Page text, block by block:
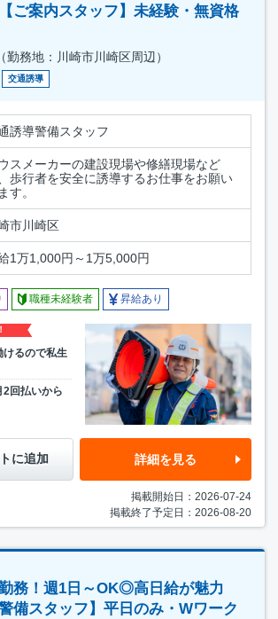
ご案内スタッフ】未経験・無資格
勤務地：川崎市川崎区周辺）
交通誘導
誘導警備スタッフ
スメーカーの建設現場や修繕現場など
歩行者を安全に誘導するお仕事をお願い
す。
市川崎区
1万1,000円～1万5,000円
職種未経験者 昇給あり
けるので私生
2回払いから
に追加 詳細を見る
掲載開始日：2026-07-24
掲載終了予定日：2026-08-20
務！週1日～OK◎高日給が魅力
備スタッフ】平日のみ・Wワーク